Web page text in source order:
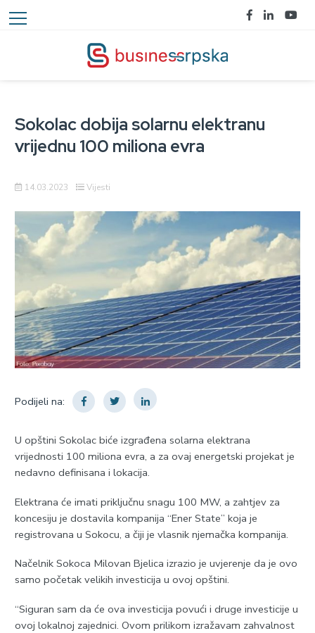
Sokolac dobija solarnu elektranu
vrijednu 100 miliona evra
14.03.2023 Vijesti
Podijeli na:
U opštini Sokolac biće izgrađena solarna elektrana
vrijednosti 100 miliona evra, a za ovaj energetski projekat je
nedavno definisana i lokacija.
Elektrana će imati priključnu snagu 100 MW, a zahtjev za
koncesiju je dostavila kompanija “Ener State” koja je
registrovana u Sokocu, a čiji je vlasnik njemačka kompanija.
Načelnik Sokoca Milovan Bjelica izrazio je uvjerenje da je ovo
samo početak velikih investicija u ovoj opštini.
“Siguran sam da će ova investicija povući i druge investicije u
ovoj lokalnoj zajednici. Ovom prilikom izražavam zahvalnost